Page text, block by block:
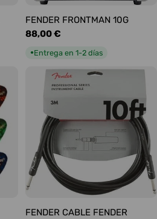
FENDER FRONTMAN 10G
Precio
88,00 €
●Entrega en 1-2 días
FENDER CABLE FENDER